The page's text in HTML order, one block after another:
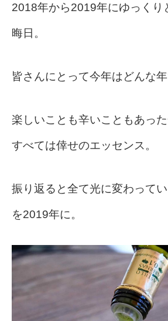
2018年から2019年にゆっくり
晦日。
皆さんにとって今年はどんな
楽しいことも辛いこともあっ
すべては倖せのエッセンス。
振り返ると全て光に変わって
を2019年に。